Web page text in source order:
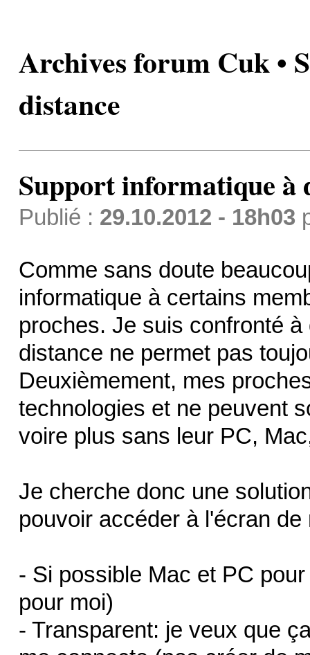
Archives forum Cuk •
distance
Support informatique à
Publié : 29.10.2012 - 18h03
Comme sans doute
informatique à certains
proches. Je suis confronté
distance ne permet pas
Deuxièmement, mes
technologies et ne peuvent
voire plus sans leur PC,
Je cherche donc une
pouvoir accéder à l'écran
- Si possible Mac et PC
pour moi)
- Transparent: je veux que